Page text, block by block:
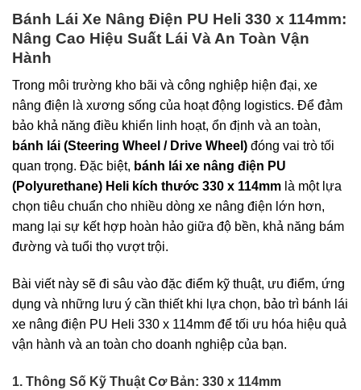
Bánh Lái Xe Nâng Điện PU Heli 330 x 114mm:
Nâng Cao Hiệu Suất Lái Và An Toàn Vận
Hành
Trong môi trường kho bãi và công nghiệp hiện đại, xe
nâng điện là xương sống của hoạt động logistics. Để đảm
bảo khả năng điều khiển linh hoạt, ổn định và an toàn,
bánh lái (Steering Wheel / Drive Wheel) đóng vai trò tối
quan trọng. Đặc biệt, bánh lái xe nâng điện PU
(Polyurethane) Heli kích thước 330 x 114mm là một lựa
chọn tiêu chuẩn cho nhiều dòng xe nâng điện lớn hơn,
mang lại sự kết hợp hoàn hảo giữa độ bền, khả năng bám
đường và tuổi thọ vượt trội.
Bài viết này sẽ đi sâu vào đặc điểm kỹ thuật, ưu điểm, ứng
dụng và những lưu ý cần thiết khi lựa chọn, bảo trì bánh lái
xe nâng điện PU Heli 330 x 114mm để tối ưu hóa hiệu quả
vận hành và an toàn cho doanh nghiệp của bạn.
1. Thông Số Kỹ Thuật Cơ Bản: 330 x 114mm